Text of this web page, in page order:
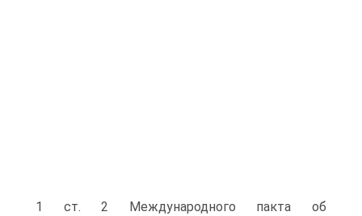
1 ст. 2 Международного пакта об